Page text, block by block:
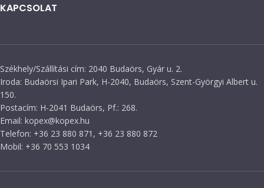
KAPCSOLAT
Székhely/Szállítási cím: 2040 Budaörs, Gyár u. 2.
Iroda: Budaörsi Ipari Park, H-2040, Budaörs, Szent-Györgyi Albert u.
150.
Postacím: H-2041 Budaörs, Pf.: 268.
Email: kopex@kopex.hu
Telefon: +36 23 880 871, +36 23 880 872
Mobil: +36 70 553 1034